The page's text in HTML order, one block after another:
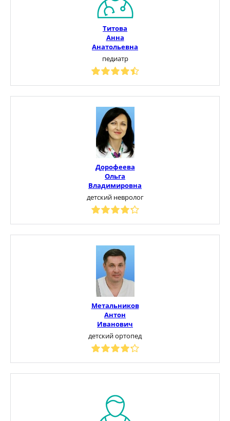
Титова
Анна
Анатольевна
педиатр
Дорофеева
Ольга
Владимировна
детский невролог
Метальников
Антон
Иванович
детский ортопед